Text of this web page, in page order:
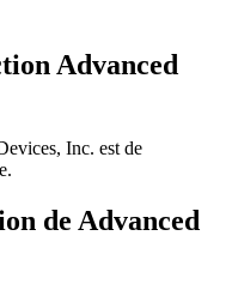
Advanced
Inc. est de
de Advanced